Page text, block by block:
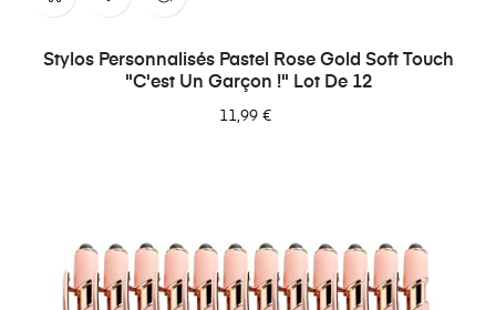
Stylos Personnalisés Pastel Rose Gold Soft Touch
"C'est Un Garçon !" Lot De 12
11,99 €